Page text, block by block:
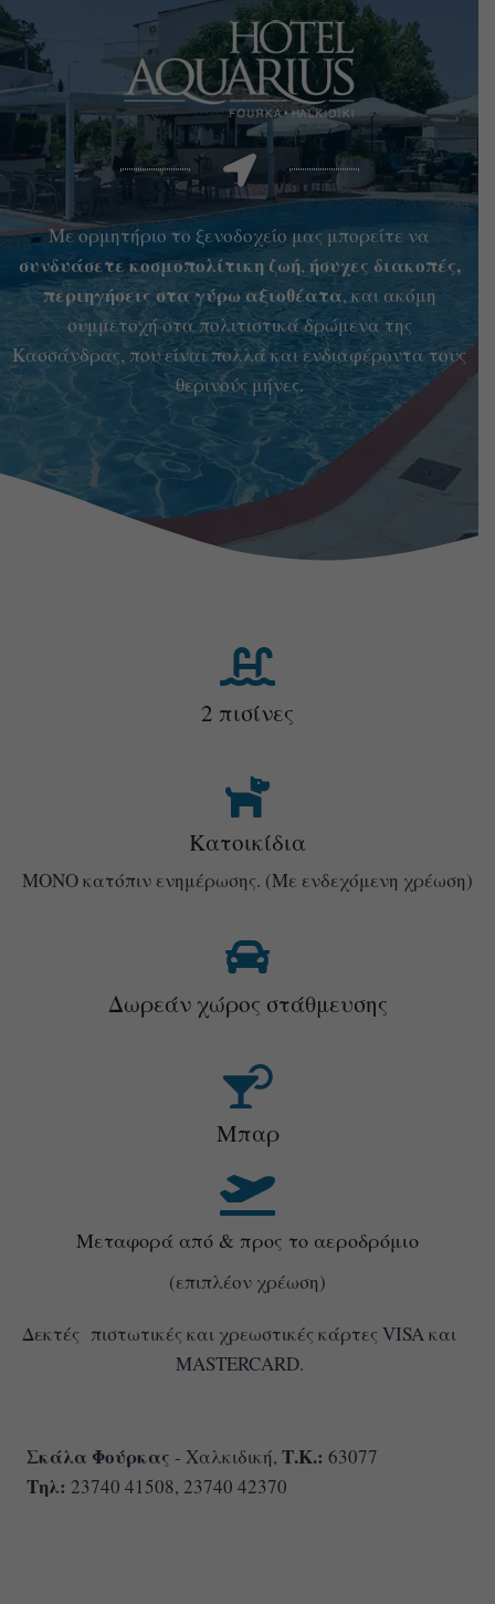
Με ορμητήριο το ξενοδοχείο μας μπορείτε να
συνδυάσετε κοσμοπολίτικη ζωή, ήσυχες διακοπές,
περιηγήσεις στα γύρω αξιοθέατα, και ακόμη
συμμετοχή στα πολιτιστικά δρώμενα της
Κασσάνδρας, που είναι πολλά και ενδιαφέροντα τους
θερινούς μήνες.
2 πισίνες
Kατοικίδια
ΜΟΝΟ κατόπιν ενημέρωσης. (Με ενδεχόμενη χρέωση)
Δωρεάν χώρος στάθμευσης
Μπαρ
Μεταφορά από & προς το αεροδρόμιο
(επιπλέον χρέωση)
Δεκτές πιστωτικές και χρεωστικές κάρτες VISA και
MASTERCARD.
Σκάλα Φούρκας - Χαλκιδική, Τ.Κ.: 63077
Τηλ: 23740 41508, 23740 42370